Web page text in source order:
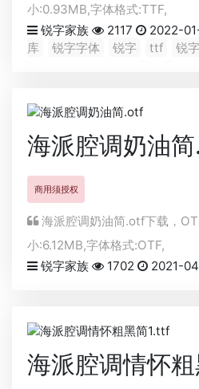
小:0.93MB,字体格式:TTF,
锐字家族
2117 2022-
库
锐字字体 锐字 ttf 锐
海派腔调奶油
商用须授权
海派腔调奶油简.otf下载，
小:6.12MB,字体格式:OTF,
锐字家族
1702 2021-
海派腔调情怀